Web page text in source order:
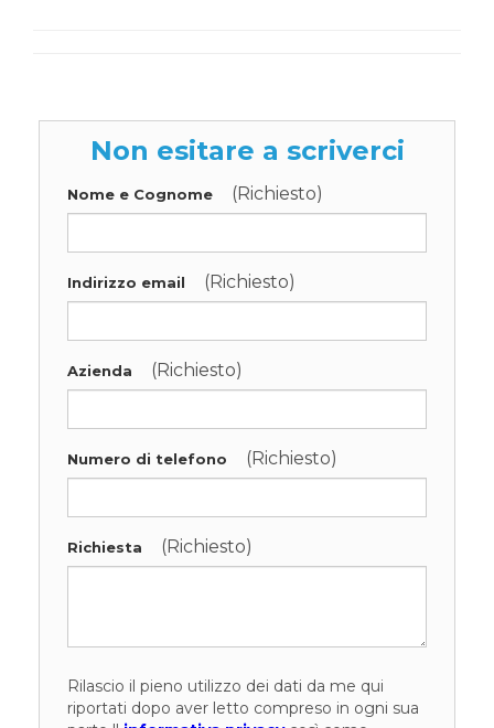
Non esitare a scriverci
Nome e Cognome (Richiesto)
Indirizzo email (Richiesto)
Azienda (Richiesto)
Numero di telefono (Richiesto)
Richiesta (Richiesto)
Rilascio il pieno utilizzo dei dati da me qui
riportati dopo aver letto compreso in ogni sua